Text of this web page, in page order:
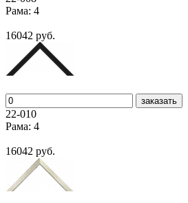
Рама: 4
16042 руб.
заказать
22-010
Рама: 4
16042 руб.